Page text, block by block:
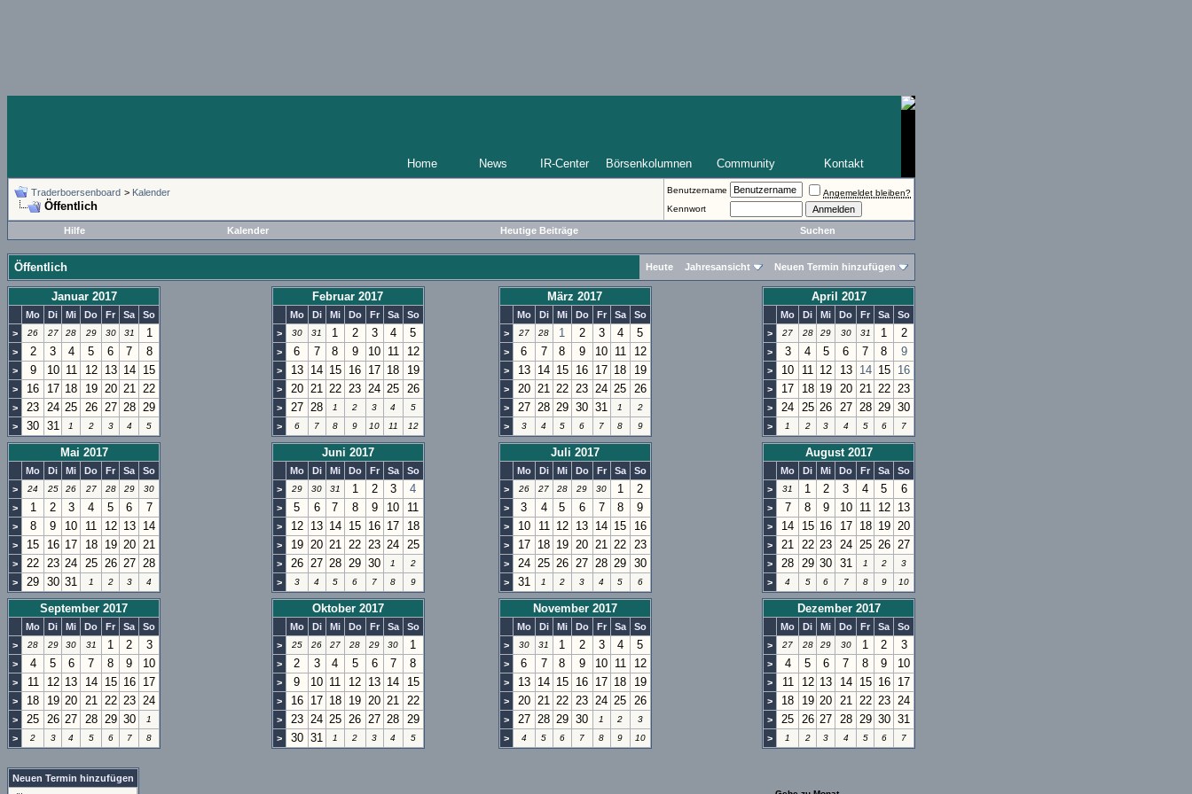
Home News IR-Center Börsenkolumnen Community Kontakt
Traderboersenboard > Kalender
Öffentlich
Benutzername
Angemeldet bleiben?
Kennwort
Hilfe Kalender Heutige Beiträge Suchen
Öffentlich Heute Jahresansicht Neuen Termin hinzufügen
Januar 2017
Mo Di Mi Do Fr Sa
So
>
26 27 28 29 30 31 1
> 2 3 4 5 6 7 8
> 9 10 11 12 13 14 15
> 16 17 18 19 20 21 22
> 23 24 25 26 27 28 29
> 30 31 1 2 3 4 5
Februar 2017
Mo Di Mi Do Fr Sa
So
>
30 31 1 2 3 4 5
> 6 7 8 9 10 11 12
> 13 14 15 16 17 18 19
> 20 21 22 23 24 25 26
> 27 28 1 2 3 4 5
> 6 7 8 9 10 11 12
März 2017
Mo Di Mi Do Fr Sa
So
>
27 28 1 2 3 4 5
> 6 7 8 9 10 11 12
> 13 14 15 16 17 18 19
> 20 21 22 23 24 25 26
> 27 28 29 30 31 1 2
> 3 4 5 6 7 8 9
April 2017
Mo Di Mi Do Fr Sa
So
>
27 28 29 30 31 1 2
> 3 4 5 6 7 8 9
> 10 11 12 13 14 15 16
> 17 18 19 20 21 22 23
> 24 25 26 27 28 29 30
> 1 2 3 4 5 6 7
Mai 2017
Mo Di Mi Do Fr Sa
So
>
24 25 26 27 28 29 30
> 1 2 3 4 5 6 7
> 8 9 10 11 12 13 14
> 15 16 17 18 19 20 21
> 22 23 24 25 26 27 28
> 29 30 31 1 2 3 4
Juni 2017
Mo Di Mi Do Fr Sa
So
>
29 30 31 1 2 3 4
> 5 6 7 8 9 10 11
> 12 13 14 15 16 17 18
> 19 20 21 22 23 24 25
> 26 27 28 29 30 1 2
> 3 4 5 6 7 8 9
Juli 2017
Mo Di Mi Do Fr Sa
So
>
26 27 28 29 30 1 2
> 3 4 5 6 7 8 9
> 10 11 12 13 14 15 16
> 17 18 19 20 21 22 23
> 24 25 26 27 28 29 30
> 31 1 2 3 4 5 6
August 2017
Mo Di Mi Do Fr Sa
So
>
31 1 2 3 4 5 6
> 7 8 9 10 11 12 13
> 14 15 16 17 18 19 20
> 21 22 23 24 25 26 27
> 28 29 30 31 1 2 3
> 4 5 6 7 8 9 10
September 2017
Mo Di Mi Do Fr Sa
So
>
28 29 30 31 1 2 3
> 4 5 6 7 8 9 10
> 11 12 13 14 15 16 17
> 18 19 20 21 22 23 24
> 25 26 27 28 29 30 1
> 2 3 4 5 6 7 8
Oktober 2017
Mo Di Mi Do Fr Sa
So
>
25 26 27 28 29 30 1
> 2 3 4 5 6 7 8
> 9 10 11 12 13 14 15
> 16 17 18 19 20 21 22
> 23 24 25 26 27 28 29
> 30 31 1 2 3 4 5
November 2017
Mo Di Mi Do Fr Sa
So
>
30 31 1 2 3 4 5
> 6 7 8 9 10 11 12
> 13 14 15 16 17 18 19
> 20 21 22 23 24 25 26
> 27 28 29 30 1 2 3
> 4 5 6 7 8 9 10
Dezember 2017
Mo Di Mi Do Fr Sa
So
>
27 28 29 30 1 2 3
> 4 5 6 7 8 9 10
> 11 12 13 14 15 16 17
> 18 19 20 21 22 23 24
> 25 26 27 28 29 30 31
> 1 2 3 4 5 6 7
Neuen Termin hinzufügen